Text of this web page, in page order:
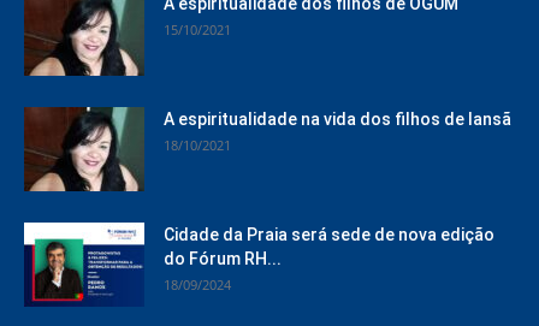
15/10/2021
A espiritualidade na vida dos filhos de Iansã
18/10/2021
Cidade da Praia será sede de nova edição
do Fórum RH...
18/09/2024